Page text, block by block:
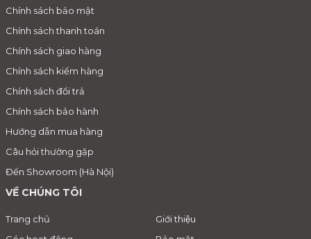
Chính sách bảo mật
Chính sách thanh toán
Chính sách giao hàng
Chính sách kiểm hàng
Chính sách đổi trả
Chính sách bảo hành
Hướng dẫn mua hàng
Câu hỏi thường gặp
Đến Showroom (Hà Nội)
VỀ CHÚNG TÔI
Trang chủ
Giới thiệu